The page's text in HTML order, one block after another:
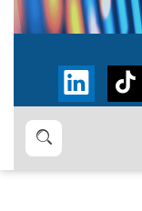
بحث